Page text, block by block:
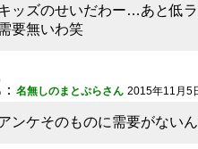
ッズのせいだわー…あと低
要無いわ笑
： 名無しのまとぷらさん 2015年11月5
ンケそのものに需要がない